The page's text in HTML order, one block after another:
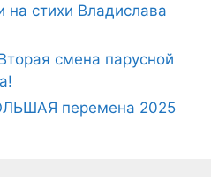
на стихи Владислава
смена парусной
перемена 2025